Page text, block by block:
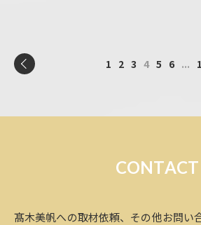
1 2 3 4 5 6 ...
CONTACT
髙木美帆への取材依頼、その他お問い